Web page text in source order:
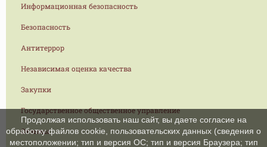
Информационная безопасность
Безопасность
Антитеррор
Независимая оценка качества
Закупки
Государственное общественное управление
Отзывы
Продолжая использовать наш сайт, вы даете согласие на
обработку файлов cookie, пользовательских данных (сведения о
местоположении; тип и версия ОС; тип и версия Браузера; тип